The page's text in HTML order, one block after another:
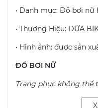
• Danh mục: Đồ bơi nữ
• Thương Hiệu: DỨA
• Hình ảnh: được sản
ĐỒ BƠI NỮ
Trang phục không thể
• Đối với các bạn gái,